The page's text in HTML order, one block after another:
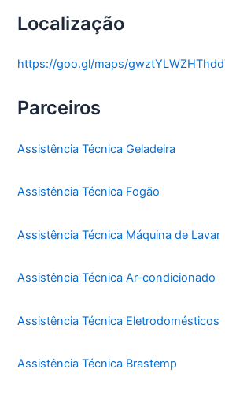
Localização
https://goo.gl/maps/
Parceiros
Assistência Técnica Geladeira
Assistência Técnica Fogão
Assistência Técnica Máquina de Lavar
Assistência Técnica Ar-condicionado
Assistência Técnica Eletrodomésticos
Assistência Técnica Brastemp